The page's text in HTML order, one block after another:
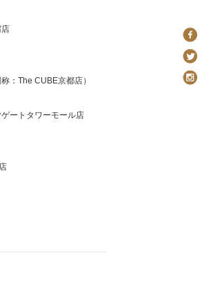
店
：The CUBE京都店）
ートタワーモール店